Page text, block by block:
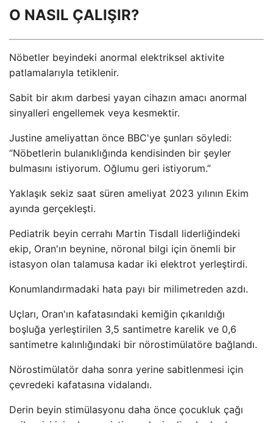
O NASIL ÇALIŞIR?
Nöbetler beyindeki anormal elektriksel aktivite
patlamalarıyla tetiklenir.
Sabit bir akım darbesi yayan cihazın amacı anormal
sinyalleri engellemek veya kesmektir.
Justine ameliyattan önce BBC'ye şunları söyledi:
“Nöbetlerin bulanıklığında kendisinden bir şeyler
bulmasını istiyorum. Oğlumu geri istiyorum.”
Yaklaşık sekiz saat süren ameliyat 2023 yılının Ekim
ayında gerçekleşti.
Pediatrik beyin cerrahı Martin Tisdall liderliğindeki
ekip, Oran'ın beynine, nöronal bilgi için önemli bir
istasyon olan talamusa kadar iki elektrot yerleştirdi.
Konumlandırmadaki hata payı bir milimetreden azdı.
Uçları, Oran'ın kafatasındaki kemiğin çıkarıldığı
boşluğa yerleştirilen 3,5 santimetre karelik ve 0,6
santimetre kalınlığındaki bir nörostimülatöre bağlandı.
Nörostimülatör daha sonra yerine sabitlenmesi için
çevredeki kafatasına vidalandı.
Derin beyin stimülasyonu daha önce çocukluk çağı